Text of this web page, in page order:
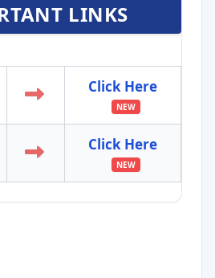
LINKS
Click Here
NEW
Click Here
NEW